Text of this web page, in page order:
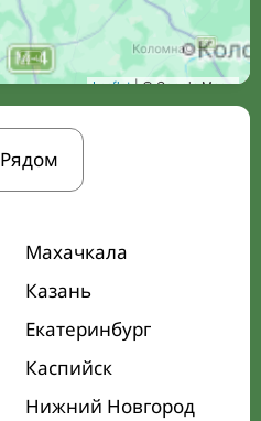
Leaflet| © Google Maps
Рядом
Махачкала
Казань
Екатеринбург
Каспийск
Нижний Новгород